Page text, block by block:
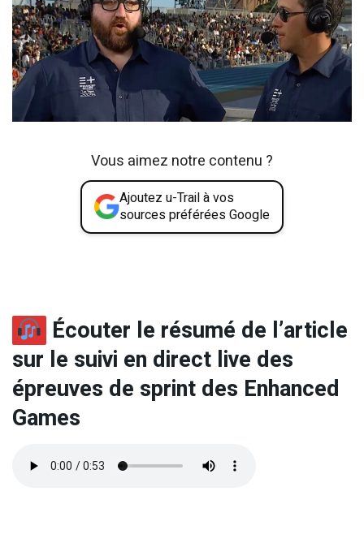
Vous aimez notre contenu ?
Ajoutez u-Trail à vos
sources préférées Google
Écouter le résumé de l’article
sur le suivi en direct live des
épreuves de sprint des Enhanced
Games